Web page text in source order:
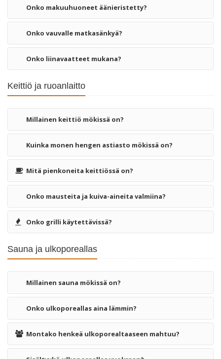
Onko makuuhuoneet äänieristetty?
Onko vauvalle matkasänkyä?
Onko liinavaatteet mukana?
Keittiö ja ruoanlaitto
Millainen keittiö mökissä on?
Kuinka monen hengen astiasto mökissä on?
Mitä pienkoneita keittiössä on?
Onko mausteita ja kuiva-aineita valmiina?
Onko grilli käytettävissä?
Sauna ja ulkoporeallas
Millainen sauna mökissä on?
Onko ulkoporeallas aina lämmin?
Montako henkeä ulkoporealtaaseen mahtuu?